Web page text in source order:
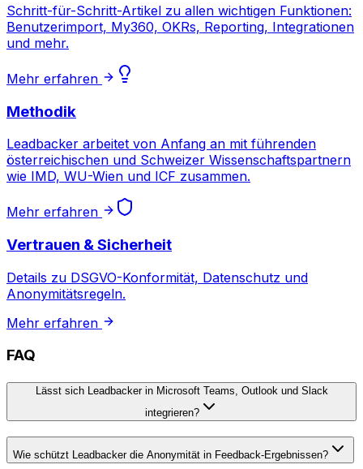
Schritt-für-Schritt-Artikel zu allen wichtigen Funktionen:
Benutzerimport, My360, OKRs, Reporting, Integrationen
und mehr.
Mehr erfahren
Methodik
Leadbacker arbeitet von Anfang an mit führenden
österreichischen und Schweizer Wissenschaftspartnern
wie IMD, WU-Wien und ICF zusammen.
Mehr erfahren
Vertrauen & Sicherheit
Details zu DSGVO-Konformität, Datenschutz und
Anonymitätsregeln.
Mehr erfahren
FAQ
Lässt sich Leadbacker in Microsoft Teams, Outlook und Slack
integrieren?
Wie schützt Leadbacker die Anonymität in Feedback-Ergebnissen?